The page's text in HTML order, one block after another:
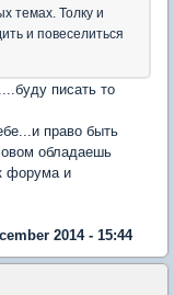
темах. Толку и
и повеселиться
писать то
право быть
обладаешь
форума и
2014 - 15:44